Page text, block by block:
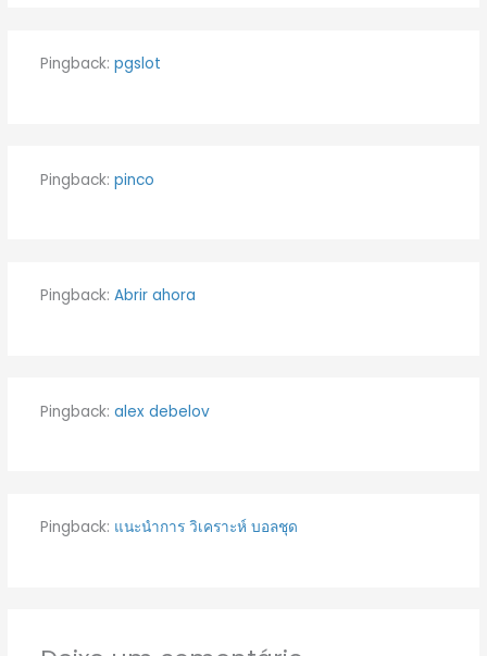
Pingback: pgslot
Pingback: pinco
Pingback: Abrir ahora
Pingback: alex debelov
Pingback: แนะนำการ วิเคราะห์ บอลชุด